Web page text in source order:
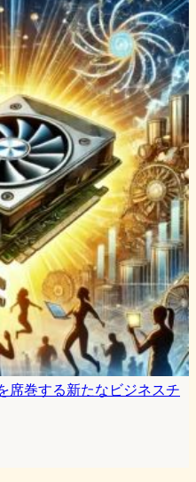
席巻する新たなビジネスチ